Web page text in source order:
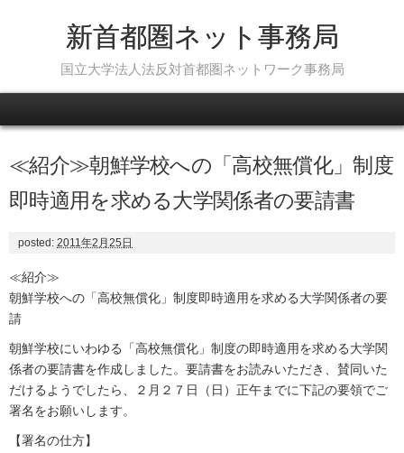
新首都圏ネット事務局
国立大学法人法反対首都圏ネットワーク事務局
≪紹介≫朝鮮学校への「高校無償化」制度
即時適用を求める大学関係者の要請書
posted: 2011年2月25日
≪紹介≫
朝鮮学校への「高校無償化」制度即時適用を求める大学関係者の要
請
朝鮮学校にいわゆる「高校無償化」制度の即時適用を求める大学関
係者の要請書を作成しました。要請書をお読みいただき、賛同いた
だけるようでしたら、２月２７日（日）正午までに下記の要領でご
署名をお願いします。
【署名の仕方】